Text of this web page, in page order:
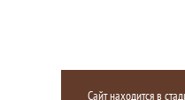
Сайт находится в